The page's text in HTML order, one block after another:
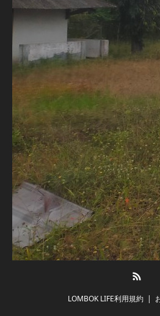
LOMBOK LIFE利用規約